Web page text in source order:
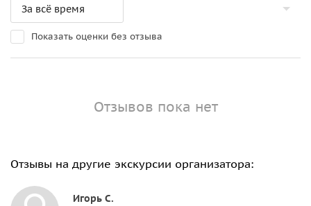
Показать оценки без отзыва
Отзывов пока нет
Отзывы на другие экскурсии организатора:
Игорь С.